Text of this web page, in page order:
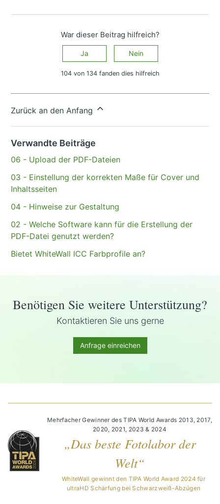
War dieser Beitrag hilfreich?
Ja Nein
104 von 134 fanden dies hilfreich
Zurück an den Anfang
Verwandte Beiträge
06 - Upload der PDF-Dateien
03 - Einstellung der korrekten Maße für Cover und
Inhaltsseiten
04 - Hinweise zur Gestaltung
02 - Welche Software kann für die Erstellung der
PDF-Datei genutzt werden?
Bietet WhiteWall ICC Farbprofile an?
Benötigen Sie weitere Unterstützung?
Kontaktieren Sie uns gerne
Anfrage einreichen
Mehrfacher Gewinner des TIPA World Awards 2013, 2017,
2020, 2021, 2023 & 2024
„Das beste Fotolabor der
Welt“
WhiteWall gewinnt den TIPA World Award 2024 für
ultraHD Schärfung bei Schwarzweiß-Abzügen